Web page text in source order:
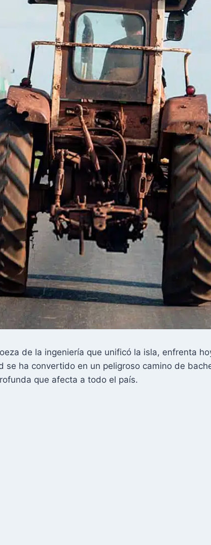
de la ingeniería que unificó la isla, enfrenta
ha convertido en un peligroso camino de
que afecta a todo el país.